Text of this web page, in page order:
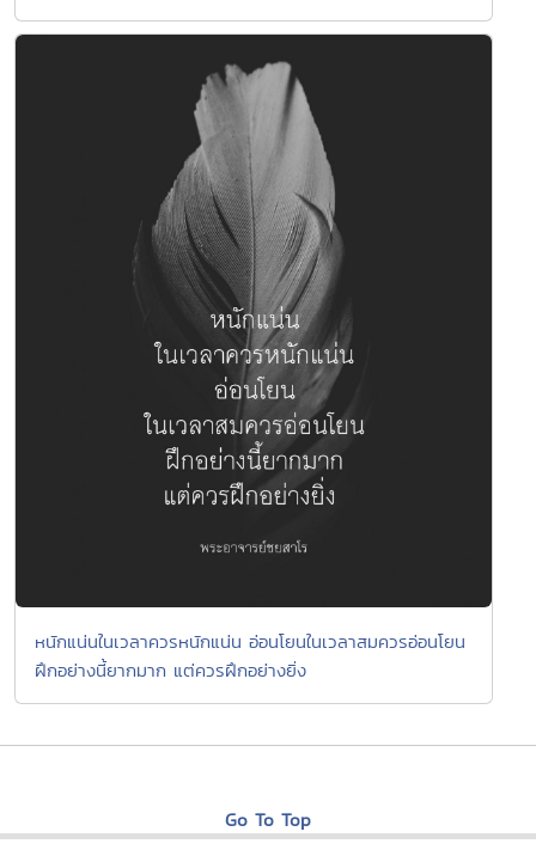
หนักแน่นในเวลาควรหนักแน่น อ่อนโยนในเวลาสมควรอ่อนโยน
ฝึกอย่างนี้ยากมาก แต่ควรฝึกอย่างยิ่ง
Go To Top